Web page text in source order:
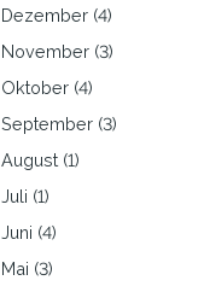
Dezember (4)
November (3)
Oktober (4)
September (3)
August (1)
Juli (1)
Juni (4)
Mai (3)